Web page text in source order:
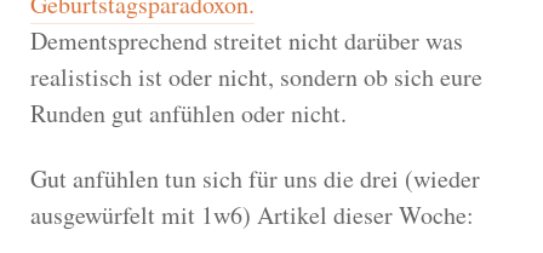
Dementsprechend streitet nicht darüber was
realistisch ist oder nicht, sondern ob sich eure
Runden gut anfühlen oder nicht.
Gut anfühlen tun sich für uns die drei (wieder
ausgewürfelt mit 1w6) Artikel dieser Woche: